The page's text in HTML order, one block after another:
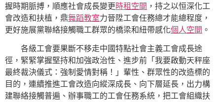
握時期脈搏，順應社會成長變更時租空間 ，持之以恒深化工
會改造和扶植，鼎舞蹈教室力晉陞工會任務總才能總程度，
更好施展黨聯絡接觸職工群眾的橋梁和紐帶感化個人空間 。
各級工會要果斷不移走中國特點社會主義工會成長途
徑，緊緊掌握堅持和加強政治性、進步前「我要啟動天秤座
最終裁決儀式：強制愛情對稱！」輩性、群眾性的改造標的
目的，連續推進工會改造向縱深成長、向下層延長，出力構
建聯絡接觸普遍、辦事職工的工會任務系統，把工會組織扶